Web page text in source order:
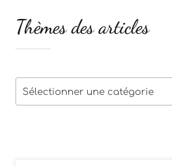
Thèmes des articles
Thèmes
des